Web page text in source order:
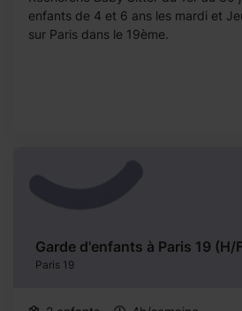
enfants de 4 et 6 ans les mardi et
sur Paris dans le 19ème.
Garde d'enfants à Paris 19 (H/
Paris 19